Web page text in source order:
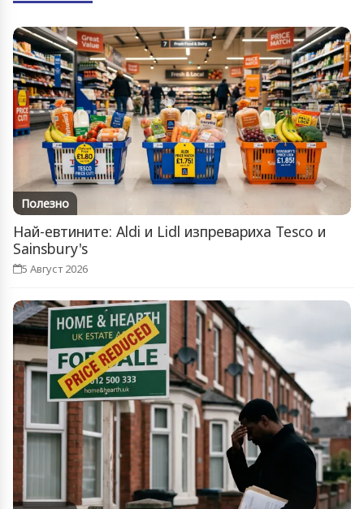
Полезно
Най-евтините: Aldi и Lidl изпревариха Tesco и
Sainsbury's
5 Август 2026